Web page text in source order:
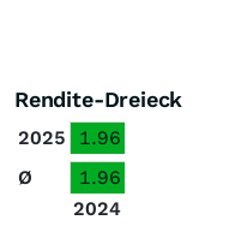
Rendite-Dreieck
2025
1.96
Ø
1.96
2024